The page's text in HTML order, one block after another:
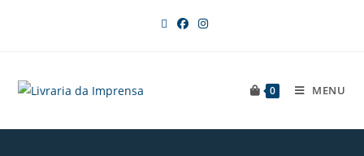
0 MENU